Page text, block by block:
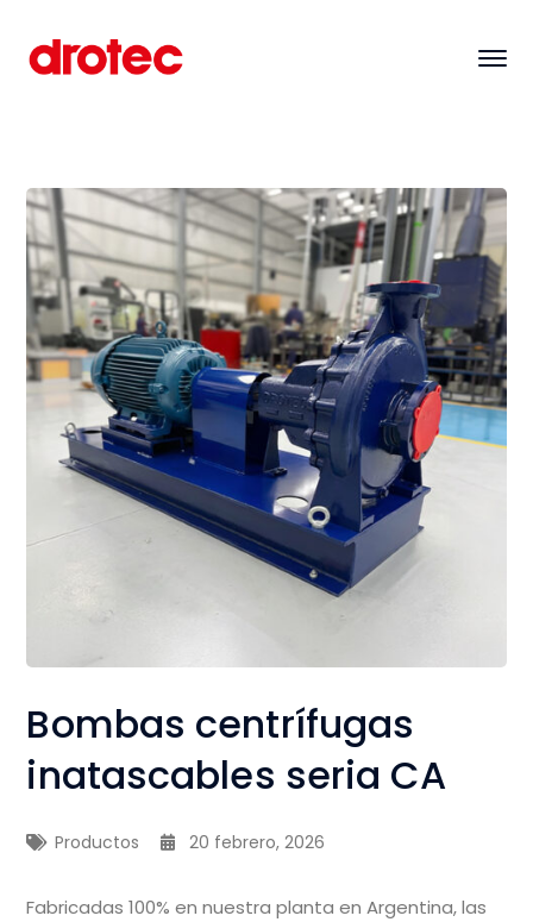
Bombas centrífugas
inatascables seria CA
Productos 20 febrero, 2026
Fabricadas 100% en nuestra planta en Argentina, las